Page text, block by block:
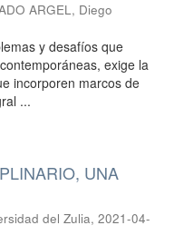
ARGEL, Diego
y desafíos que
exige la
incorporen marcos de
...
UNA
del Zulia, 2021-04-